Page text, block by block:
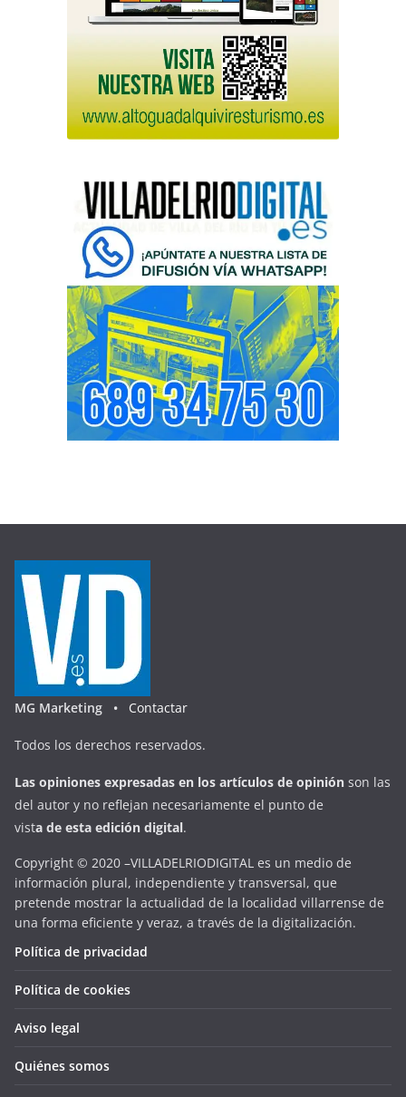
MG Marketing • Contactar
Todos los derechos reservados.
Las opiniones expresadas en los artículos de opinión son las
del autor y no reflejan necesariamente el punto de
vista de esta edición digital.
Copyright © 2020 –VILLADELRIODIGITAL es un medio de
información plural, independiente y transversal, que
pretende mostrar la actualidad de la localidad villarrense de
una forma eficiente y veraz, a través de la digitalización.
Política de privacidad
Política de cookies
Aviso legal
Quiénes somos